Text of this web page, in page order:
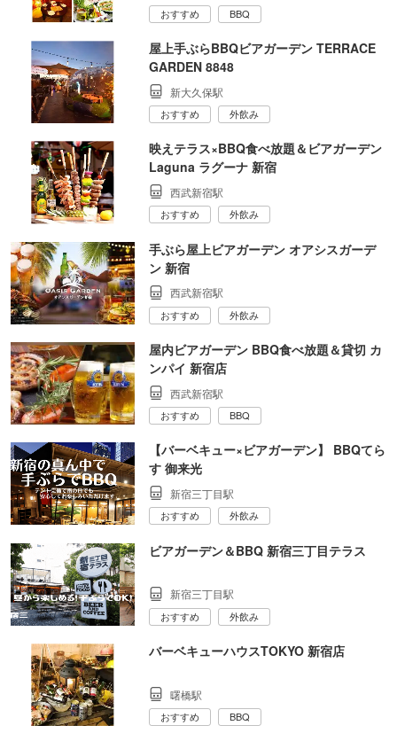
おすすめ BBQ
屋上手ぶらBBQビアガーデン TERRACE
GARDEN 8848
新大久保駅
おすすめ 外飲み
映えテラス×BBQ食べ放題＆ビアガーデン
Laguna ラグーナ 新宿
西武新宿駅
おすすめ 外飲み
手ぶら屋上ビアガーデン オアシスガーデ
ン 新宿
西武新宿駅
おすすめ 外飲み
屋内ビアガーデン BBQ食べ放題＆貸切 カ
ンパイ 新宿店
西武新宿駅
おすすめ BBQ
【バーベキュー×ビアガーデン】 BBQてら
す 御来光
新宿三丁目駅
おすすめ 外飲み
ビアガーデン＆BBQ 新宿三丁目テラス
新宿三丁目駅
おすすめ 外飲み
バーベキューハウスTOKYO 新宿店
曙橋駅
おすすめ BBQ